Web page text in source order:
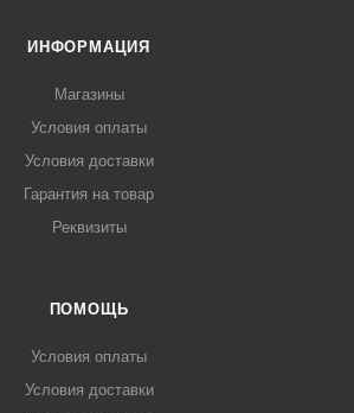
ИНФОРМАЦИЯ
Магазины
Условия оплаты
Условия доставки
Гарантия на товар
Реквизиты
ПОМОЩЬ
Условия оплаты
Условия доставки